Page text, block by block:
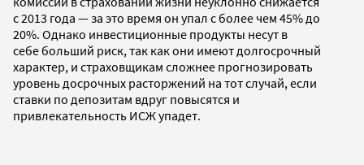
с 2013 года — за это время он упал с более чем 45% до
20%. Однако инвестиционные продукты несут в
себе больший риск, так как они имеют долгосрочный
характер, и страховщикам сложнее прогнозировать
уровень досрочных расторжений на тот случай, если
ставки по депозитам вдруг повысятся и
привлекательность ИСЖ упадет.